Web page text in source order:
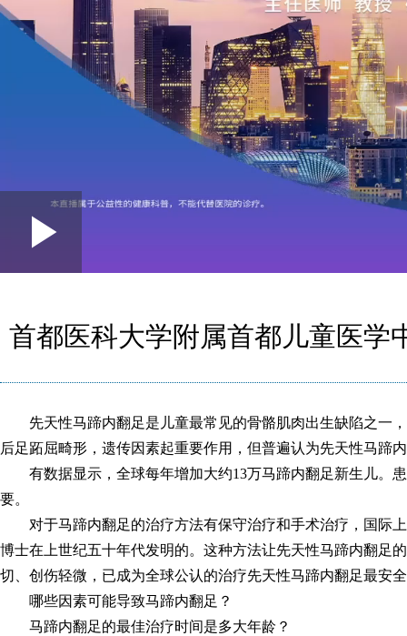
首都医科大学附属首都儿童医学
先天性马蹄内翻足是儿童最常见的骨骼肌肉出生缺陷之一
后足跖屈畸形，遗传因素起重要作用，但普遍认为先天性马蹄
有数据显示，全球每年增加大约13万马蹄内翻足新生儿。
要。
对于马蹄内翻足的治疗方法有保守治疗和手术治疗，国际
博士在上世纪五十年代发明的。这种方法让先天性马蹄内翻足
切、创伤轻微，已成为全球公认的治疗先天性马蹄内翻足最安
哪些因素可能导致马蹄内翻足？
马蹄内翻足的最佳治疗时间是多大年龄？